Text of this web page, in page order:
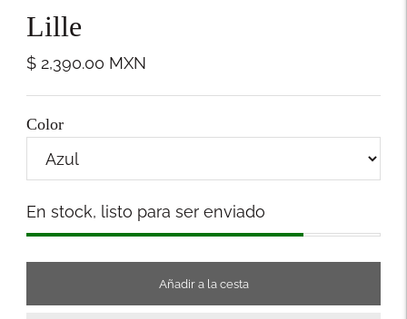
Lille
$ 2,390.00 MXN
Color
Stock
En stock, listo para ser enviado
Añadir a la cesta